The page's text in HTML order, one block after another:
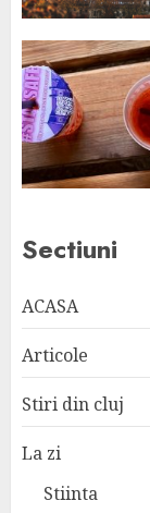
Sectiuni
ACASA
Articole
Stiri din cluj
La zi
Stiinta